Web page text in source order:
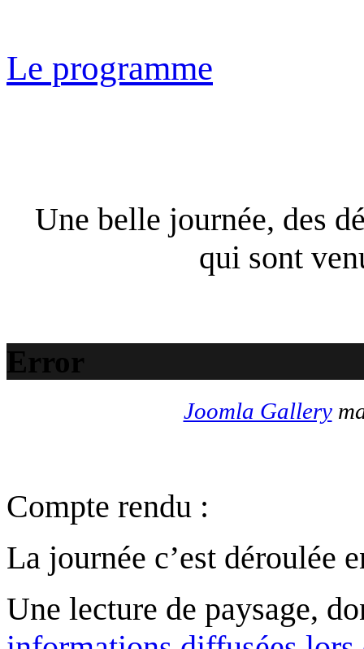
Le programme
Une belle journée, des
qui sont
Error
Joomla Gallery
Compte rendu :
La journée c’est déroulée
Une lecture de paysage,